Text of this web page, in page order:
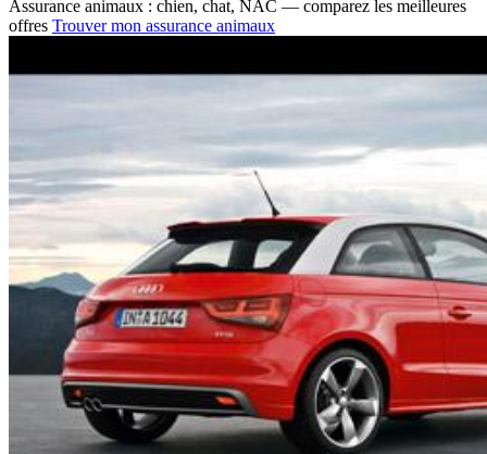
Assurance animaux : chien, chat, NAC — comparez les meilleures
offres Trouver mon assurance animaux